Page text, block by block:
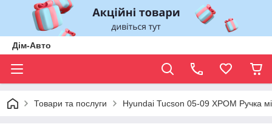
Дім-Авто
Товари та послуги Hyundai Tucson 05-09 ХРОМ Ручка